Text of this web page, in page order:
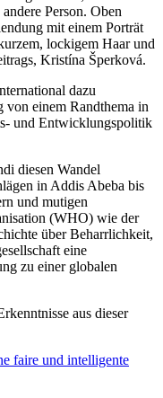
dazu
von einem Randthema in
und Entwicklungspolitik
diesen Wandel
in Addis Abeba bis
und mutigen
(WHO) wie der
über Beharrlichkeit,
eine
zu einer globalen
aus dieser
faire und intelligente